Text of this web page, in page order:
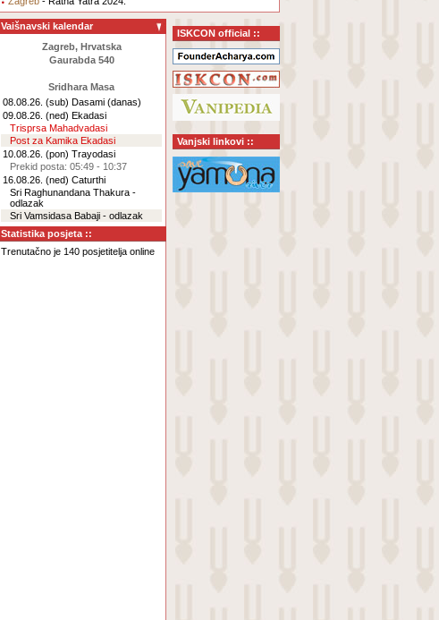
Vaišnavski kalendar
Zagreb, Hrvatska
Gaurabda 540
Sridhara Masa
08.08.26. (sub) Dasami (danas)
09.08.26. (ned) Ekadasi
Trisprsa Mahadvadasi
Post za Kamika Ekadasi
10.08.26. (pon) Trayodasi
Prekid posta: 05:49 - 10:37
16.08.26. (ned) Caturthi
Sri Raghunandana Thakura -
odlazak
Sri Vamsidasa Babaji - odlazak
Statistika posjeta ::
Trenutačno je 140 posjetitelja online
ISKCON official ::
Vanjski linkovi ::